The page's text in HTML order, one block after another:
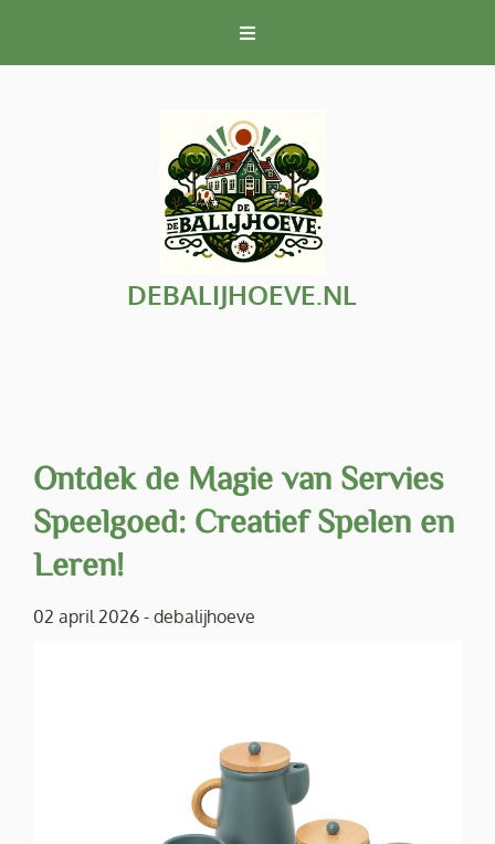
inhoud
DEBALIJHOEVE.NL
Ontdek de Magie van Servies
Speelgoed: Creatief Spelen en
Leren!
02 april 2026 - debalijhoeve